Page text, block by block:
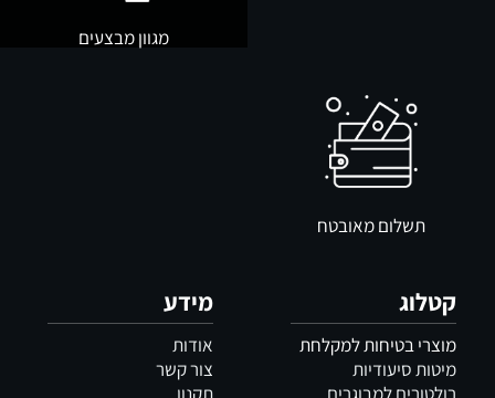
מגוון מבצעים
תשלום מאובטח
קטלוג
מוצרי בטיחות למקלחת
מיטות סיעודיות
מידע
אודות
צור קשר